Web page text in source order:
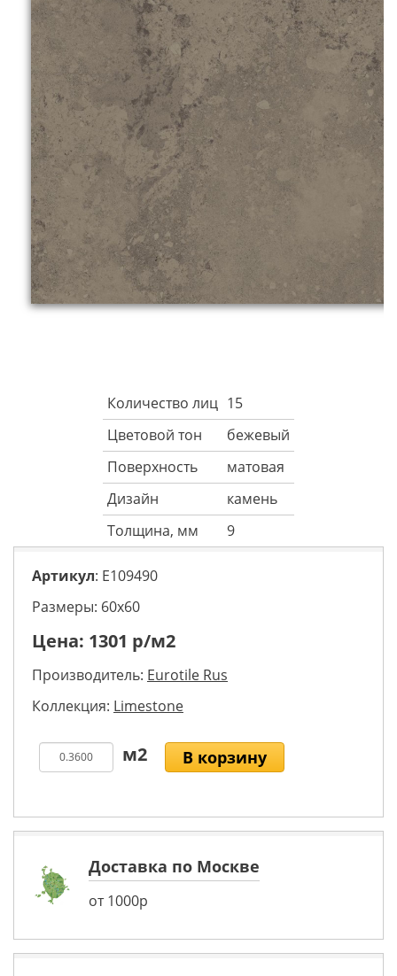
Количество лиц 15
Цветовой тон
бежевый
Поверхность
матовая
Дизайн
камень
Толщина, мм
9
Артикул: E109490
Размеры: 60х60
Цена: 1301 р/м2
Производитель: Eurotile Rus
Коллекция: Limestone
В корзину
Доставка по Москве
от 1000р